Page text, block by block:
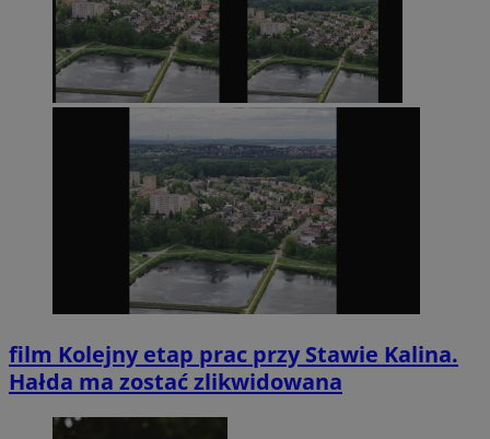
film Kolejny etap prac przy Stawie Kalina.
Hałda ma zostać zlikwidowana